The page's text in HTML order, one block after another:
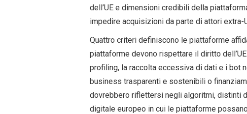
dell’UE e dimensioni credibili della
impedire acquisizioni da parte di attori extra-
Quattro criteri definiscono le piattaforme
piattaforme devono rispettare il diritto
profiling, la raccolta eccessiva di dati e i bot
business trasparenti e sostenibili o
dovrebbero riflettersi negli algoritmi, distinti
digitale europeo in cui le piattaforme